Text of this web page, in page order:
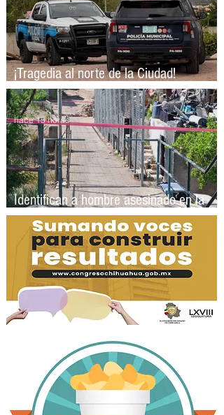
¡Tragedia al norte de la Ciudad!
Localizan a un joven sin vida
Identifican a hombre asesinado en la
Colonia Alfredo Chávez tenía 40 años
hace 15 horas